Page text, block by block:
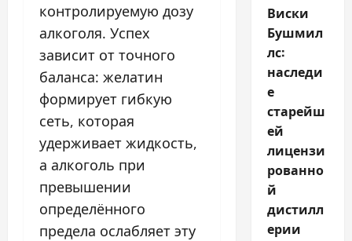
контролируемую дозу
алкоголя. Успех
зависит от точного
баланса: желатин
формирует гибкую
сеть, которая
удерживает жидкость,
а алкоголь при
превышении
определённого
предела ослабляет эту
Виски
Бушмил
лс:
наследи
е
старейш
ей
лицензи
рованно
й
дистилл
ерии